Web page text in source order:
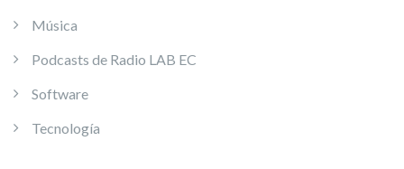
Música
Podcasts de Radio LAB EC
Software
Tecnología